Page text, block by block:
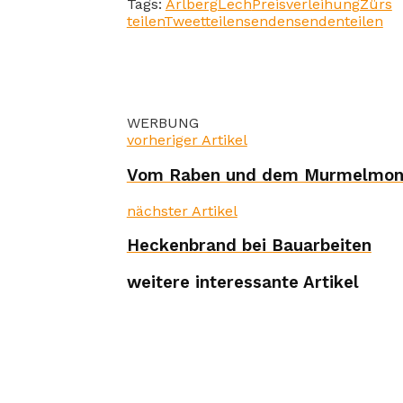
Tags: ArlbergLech PreisverleihungZürs
teilenTweetteilensendensendenteilen
WERBUNG
vorheriger Artikel
Vom Raben und dem
nächster Artikel
Heckenbrand bei Bauarbeiten
weitere interessante Artikel